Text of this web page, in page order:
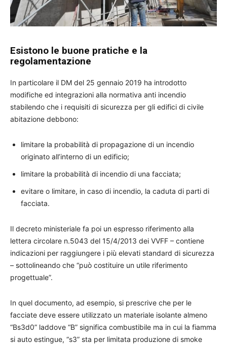
Esistono le buone pratiche e la
regolamentazione
In particolare il DM del 25 gennaio 2019 ha introdotto
modifiche ed integrazioni alla normativa anti incendio
stabilendo che i requisiti di sicurezza per gli edifici di civile
abitazione debbono:
limitare la probabilità di propagazione di un incendio
originato all’interno di un edificio;
limitare la probabilità di incendio di una facciata;
evitare o limitare, in caso di incendio, la caduta di parti di
facciata.
Il decreto ministeriale fa poi un espresso riferimento alla
lettera circolare n.5043 del 15/4/2013 dei VVFF – contiene
indicazioni per raggiungere i più elevati standard di sicurezza
– sottolineando che “può costituire un utile riferimento
progettuale”.
In quel documento, ad esempio, si prescrive che per le
facciate deve essere utilizzato un materiale isolante almeno
“Bs3d0” laddove “B” significa combustibile ma in cui la fiamma
si auto estingue, “s3” sta per limitata produzione di smoke